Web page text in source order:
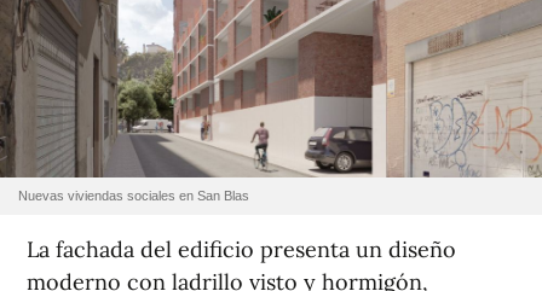
Nuevas viviendas sociales en San Blas
La fachada del edificio presenta un diseño
moderno con ladrillo visto y hormigón,